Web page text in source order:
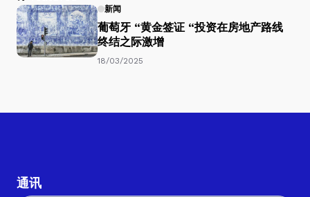
新闻
葡萄牙 “黄金签证 “投资在房地产路线
终结之际激增
18/03/2025
通讯